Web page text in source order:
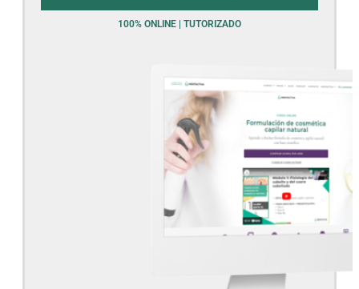
100% ONLINE | TUTORIZADO